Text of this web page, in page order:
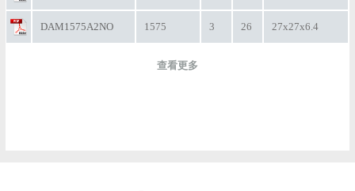
DAM1575A2NO 1575 3 26 27x27x6.4
查看更多